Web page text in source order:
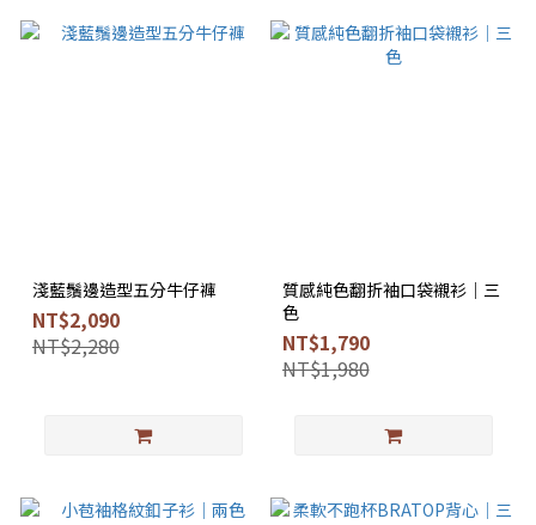
淺藍鬚邊造型五分牛仔褲
NT$2,090
NT$2,280
質感純色翻折袖口袋襯衫｜三
色
NT$1,790
NT$1,980